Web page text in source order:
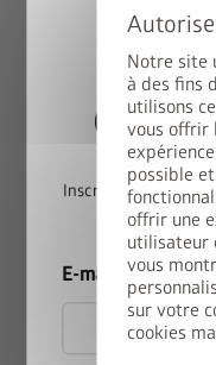
Notre site
à des fins
utilisons
vous offrir
possible
offrir une
utilisateur
vous
sur votre
cookies
Fixations verticales
recevoir les
crochets ou table
Étagères
Galvanisées à
Longueur env. 185
Conviennent pour :
Abri de jardin
Abri de jardin
Inscrivez-vous dès
participer
E-mail